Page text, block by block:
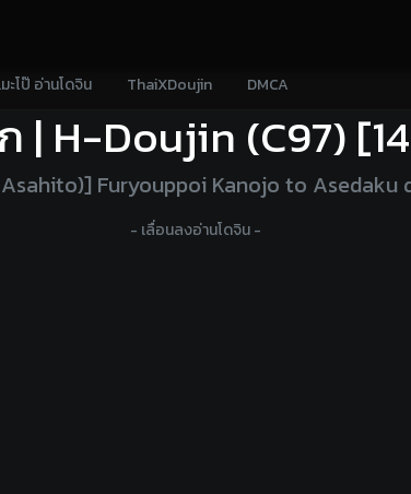
ะโป๊ อ่านโดจิน ThaiXDoujin DMCA
| H-Doujin (C97)
Furyouppoi Kanojo to
- เลื่อนลงอ่านโดจิน -